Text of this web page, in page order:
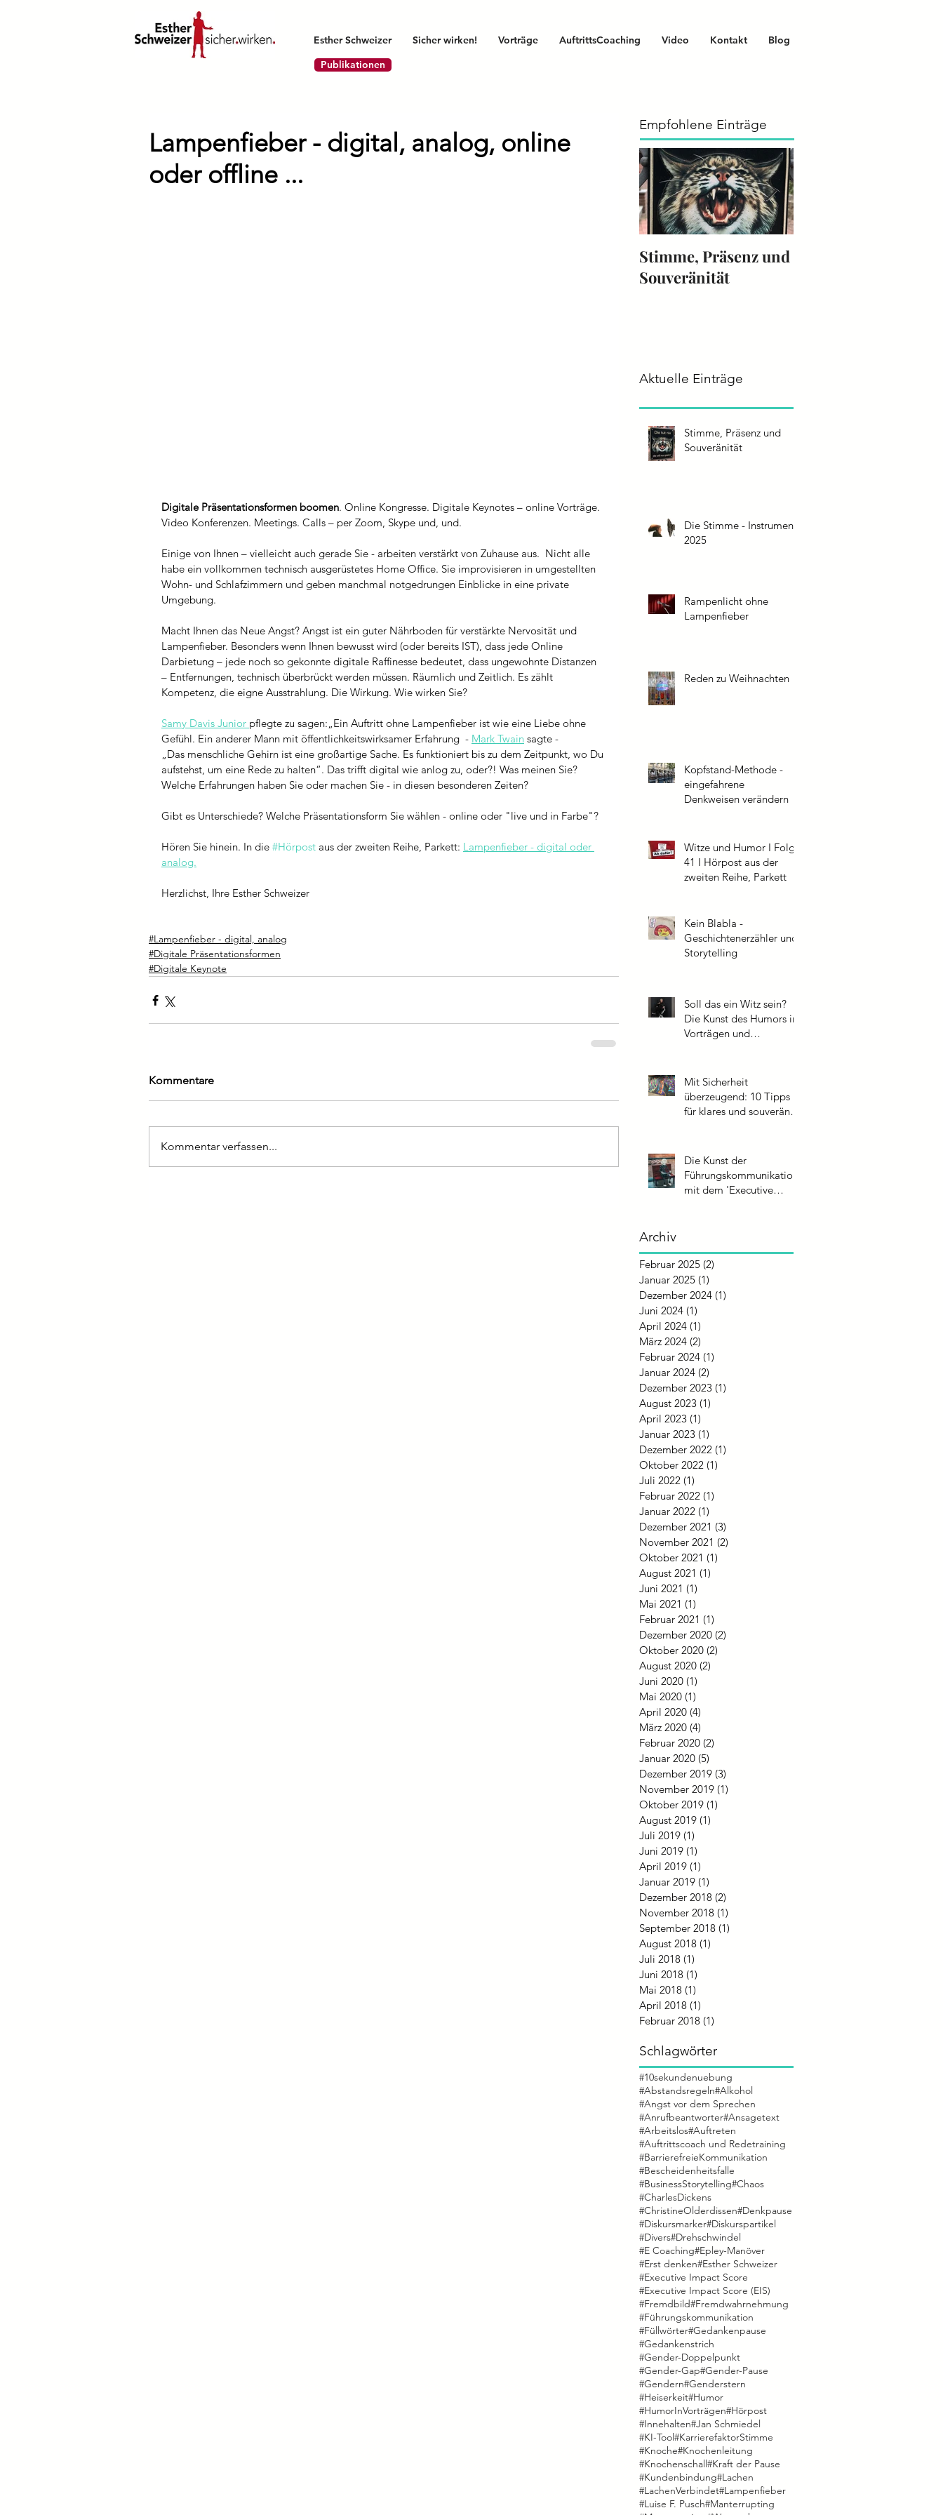
Esther Schweizer Sicher wirken! Vorträge AuftrittsCoaching Video Kontakt
Blog
Publikationen
Lampenfieber - digital, analog, online
oder offline ...
Digitale Präsentationsformen boomen. Online Kongresse. Digitale Keynotes – online Vorträge.
Video Konferenzen. Meetings. Calls – per Zoom, Skype und, und.
Einige von Ihnen – vielleicht auch gerade Sie - arbeiten verstärkt von Zuhause aus.  Nicht alle
habe ein vollkommen technisch ausgerüstetes Home Office. Sie improvisieren in umgestellten
Wohn- und Schlafzimmern und geben manchmal notgedrungen Einblicke in eine private
Umgebung.
Macht Ihnen das Neue Angst? Angst ist ein guter Nährboden für verstärkte Nervosität und
Lampenfieber. Besonders wenn Ihnen bewusst wird (oder bereits IST), dass jede Online
Darbietung – jede noch so gekonnte digitale Raffinesse bedeutet, dass ungewohnte Distanzen
– Entfernungen, technisch überbrückt werden müssen. Räumlich und Zeitlich. Es zählt
Kompetenz, die eigne Ausstrahlung. Die Wirkung. Wie wirken Sie?
Samy Davis Junior pflegte zu sagen:„Ein Auftritt ohne Lampenfieber ist wie eine Liebe ohne
Gefühl. Ein anderer Mann mit öffentlichkeitswirksamer Erfahrung  - Mark Twain sagte -
„Das menschliche Gehirn ist eine großartige Sache. Es funktioniert bis zu dem Zeitpunkt, wo Du
aufstehst, um eine Rede zu halten“. Das trifft digital wie anlog zu, oder?! Was meinen Sie?
Welche Erfahrungen haben Sie oder machen Sie - in diesen besonderen Zeiten?
Gibt es Unterschiede? Welche Präsentationsform Sie wählen - online oder "live und in Farbe"?
Hören Sie hinein. In die #Hörpost aus der zweiten Reihe, Parkett: Lampenfieber - digital oder
analog.
Herzlichst, Ihre Esther Schweizer
#Lampenfieber - digital, analog
#Digitale Präsentationsformen
#Digitale Keynote
Kommentare
Kommentar verfassen...
Empfohlene Einträge
Stimme, Präsenz und
Souveränität
Aktuelle Einträge
Stimme, Präsenz und
Souveränität
Die Stimme - Instrument
2025
Rampenlicht ohne
Lampenfieber
Reden zu Weihnachten
Kopfstand-Methode -
eingefahrene
Denkweisen verändern
Witze und Humor I Folge
41 I Hörpost aus der
zweiten Reihe, Parkett
Kein Blabla -
Geschichtenerzähler und
Storytelling
Soll das ein Witz sein?
Die Kunst des Humors in
Vorträgen und
Mit Sicherheit
überzeugend: 10 Tipps
für klares und souveränes
Die Kunst der
Führungskommunikation
mit dem 'Executive
Archiv
Februar 2025 (2)
Januar 2025 (1)
Dezember 2024 (1)
Juni 2024 (1)
April 2024 (1)
März 2024 (2)
Februar 2024 (1)
Januar 2024 (2)
Dezember 2023 (1)
August 2023 (1)
April 2023 (1)
Januar 2023 (1)
Dezember 2022 (1)
Oktober 2022 (1)
Juli 2022 (1)
Februar 2022 (1)
Januar 2022 (1)
Dezember 2021 (3)
November 2021 (2)
Oktober 2021 (1)
August 2021 (1)
Juni 2021 (1)
Mai 2021 (1)
Februar 2021 (1)
Dezember 2020 (2)
Oktober 2020 (2)
August 2020 (2)
Juni 2020 (1)
Mai 2020 (1)
April 2020 (4)
März 2020 (4)
Februar 2020 (2)
Januar 2020 (5)
Dezember 2019 (3)
November 2019 (1)
Oktober 2019 (1)
August 2019 (1)
Juli 2019 (1)
Juni 2019 (1)
April 2019 (1)
Januar 2019 (1)
Dezember 2018 (2)
November 2018 (1)
September 2018 (1)
August 2018 (1)
Juli 2018 (1)
Juni 2018 (1)
Mai 2018 (1)
April 2018 (1)
Februar 2018 (1)
Schlagwörter
#10sekundenuebung
#Abstandsregeln#Alkohol
#Angst vor dem Sprechen
#Anrufbeantworter#Ansagetext
#Arbeitslos#Auftreten
#Auftrittscoach und Redetraining
#BarrierefreieKommunikation
#Bescheidenheitsfalle
#BusinessStorytelling#Chaos
#CharlesDickens
#ChristineOlderdissen#Denkpause
#Diskursmarker#Diskurspartikel
#Divers#Drehschwindel
#E Coaching#Epley-Manöver
#Erst denken#Esther Schweizer
#Executive Impact Score
#Executive Impact Score (EIS)
#Fremdbild#Fremdwahrnehmung
#Führungskommunikation
#Füllwörter#Gedankenpause
#Gedankenstrich
#Gender-Doppelpunkt
#Gender-Gap#Gender-Pause
#Gendern#Genderstern
#Heiserkeit#Humor
#HumorInVorträgen#Hörpost
#Innehalten#Jan Schmiedel
#KI-Tool#KarrierefaktorStimme
#Knoche#Knochenleitung
#Knochenschall#Kraft der Pause
#Kundenbindung#Lachen
#LachenVerbindet#Lampenfieber
#Luise F. Pusch#Manterrupting